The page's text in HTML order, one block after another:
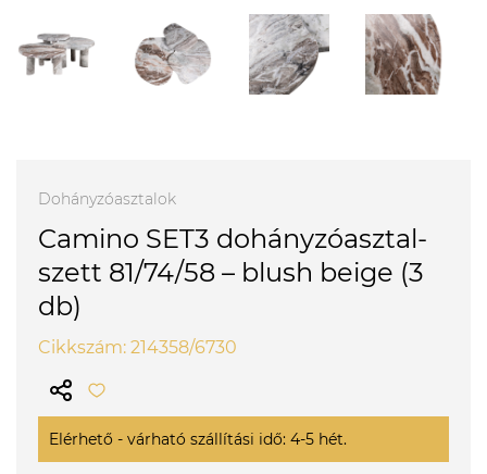
Dohányzóasztalok
Camino SET3 dohányzóasztal-
szett 81/74/58 – blush beige (3
db)
Cikkszám: 214358/6730
Elérhető - várható szállítási idő: 4-5 hét.